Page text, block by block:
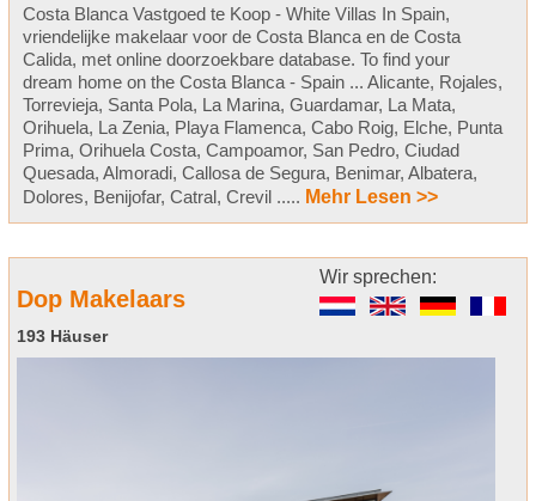
Costa Blanca Vastgoed te Koop - White Villas In Spain,
vriendelijke makelaar voor de Costa Blanca en de Costa
Calida, met online doorzoekbare database. To find your
dream home on the Costa Blanca - Spain ... Alicante, Rojales,
Torrevieja, Santa Pola, La Marina, Guardamar, La Mata,
Orihuela, La Zenia, Playa Flamenca, Cabo Roig, Elche, Punta
Prima, Orihuela Costa, Campoamor, San Pedro, Ciudad
Quesada, Almoradi, Callosa de Segura, Benimar, Albatera,
Dolores, Benijofar, Catral, Crevil ..... Mehr Lesen >>
Wir sprechen:
Dop Makelaars
193 Häuser